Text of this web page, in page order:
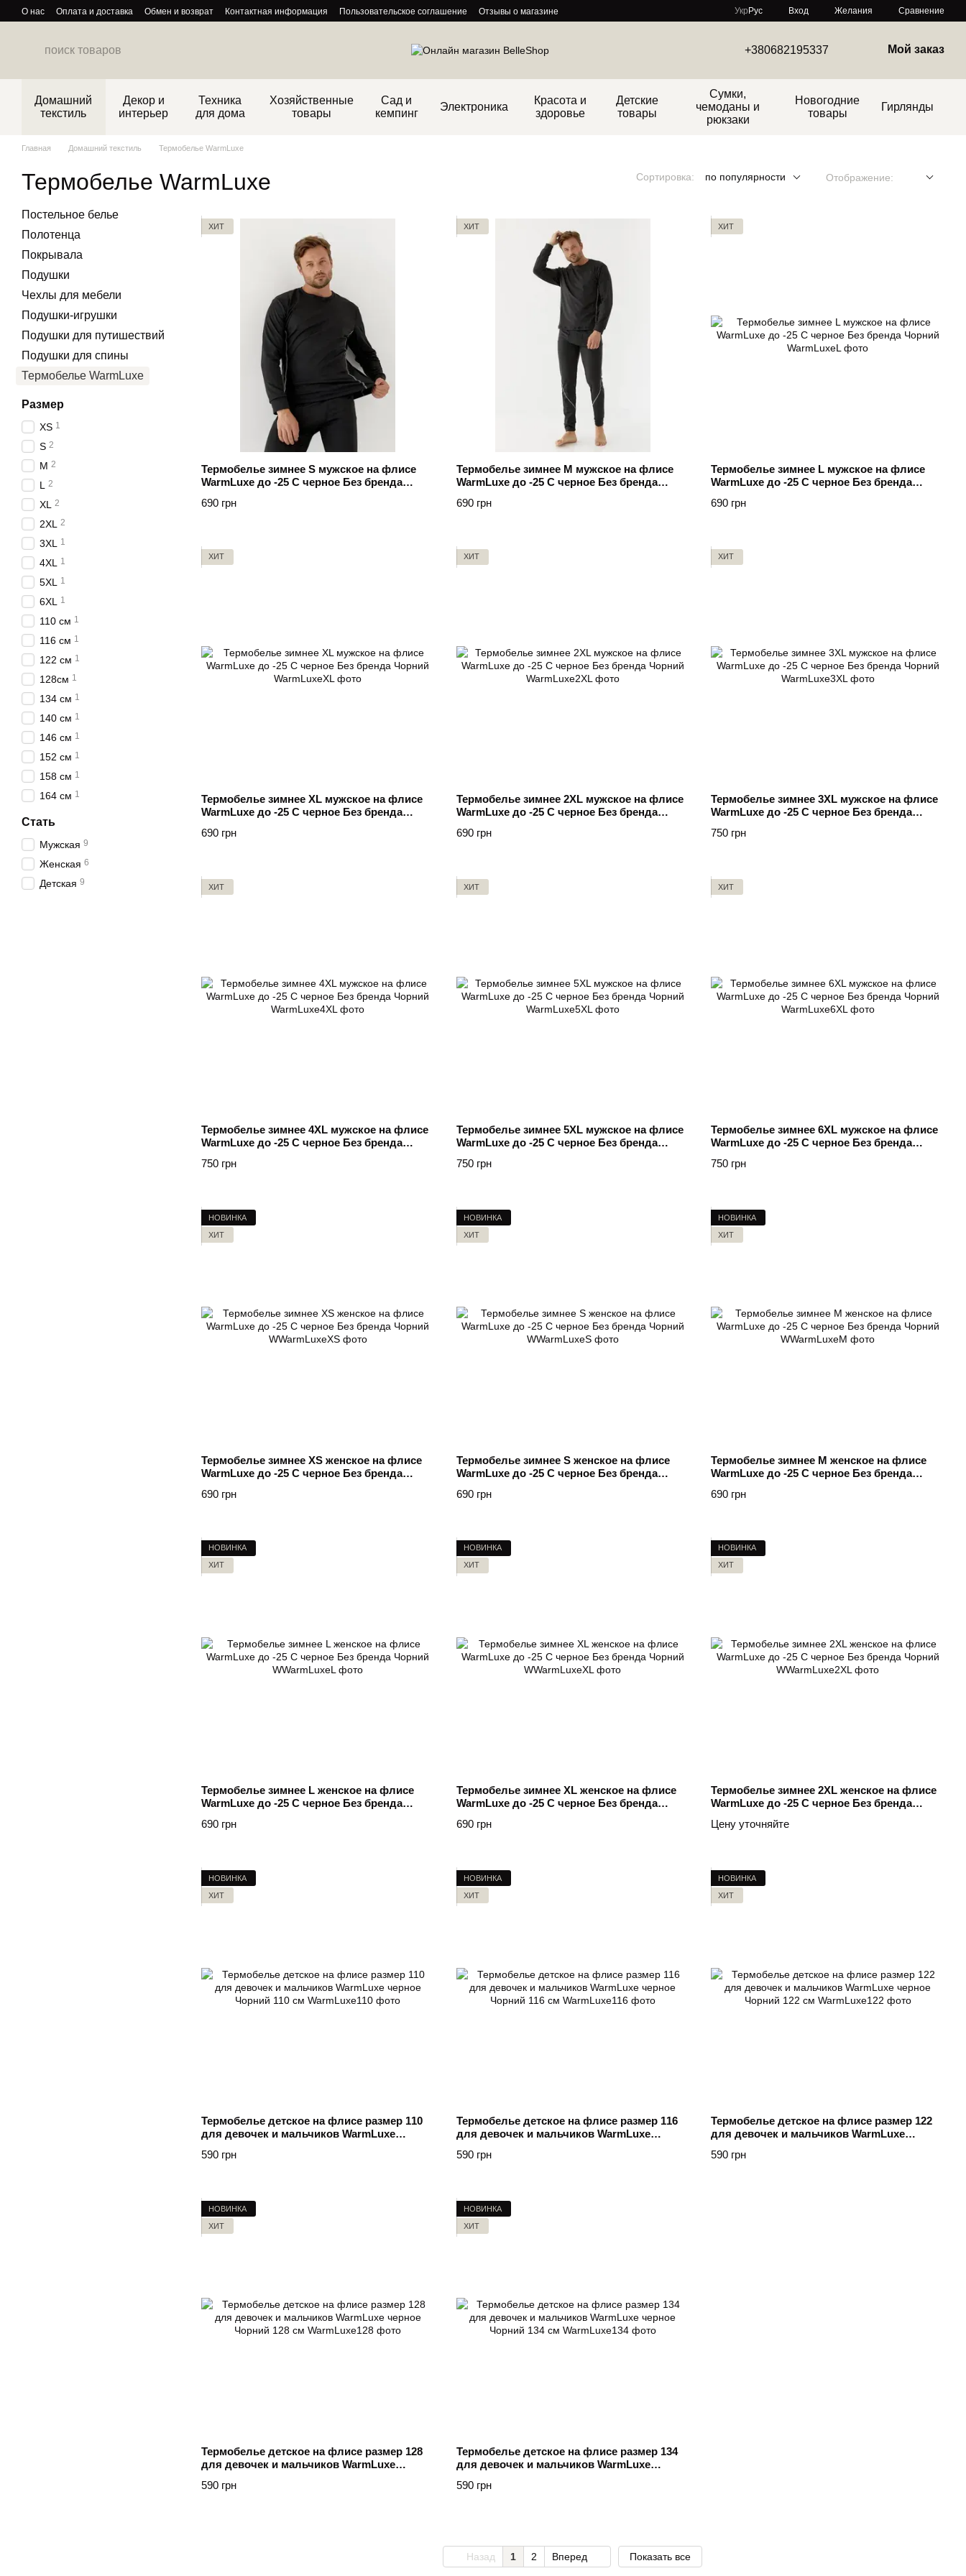
Перейти к основному контенту
О нас Оплата и доставка Обмен и возврат Контактная информация Пользовательское соглашение
Отзывы о магазине
Укр Рус Вход Желания Сравнение
+380682195337 Мой заказ
Домашний
текстиль
Декор и
интерьер
Техника
для дома
Хозяйственные
товары
Сад и
кемпинг
Электроника
Красота и
здоровье
Детские
товары
Сумки,
чемоданы и
рюкзаки
Новогодние
товары
Гирлянды
Главная Домашний текстиль Термобелье WarmLuxe
Термобелье WarmLuxe Сортировка: по популярности Отображение:
ХИТ
Термобелье зимнее S мужское на флисе
WarmLuxe до -25 C черное Без бренда
690 грн
ХИТ
Термобелье зимнее M мужское на флисе
WarmLuxe до -25 C черное Без бренда
690 грн
ХИТ
Термобелье зимнее L мужское на флисе
WarmLuxe до -25 C черное Без бренда
690 грн
ХИТ
Термобелье зимнее XL мужское на флисе
WarmLuxe до -25 C черное Без бренда
690 грн
ХИТ
Термобелье зимнее 2XL мужское на флисе
WarmLuxe до -25 C черное Без бренда
690 грн
ХИТ
Термобелье зимнее 3XL мужское на флисе
WarmLuxe до -25 C черное Без бренда
750 грн
ХИТ
Термобелье зимнее 4XL мужское на флисе
WarmLuxe до -25 C черное Без бренда
750 грн
ХИТ
Термобелье зимнее 5XL мужское на флисе
WarmLuxe до -25 C черное Без бренда
750 грн
ХИТ
Термобелье зимнее 6XL мужское на флисе
WarmLuxe до -25 C черное Без бренда
750 грн
НОВИНКА
ХИТ
Термобелье зимнее XS женское на флисе
WarmLuxe до -25 C черное Без бренда
690 грн
НОВИНКА
ХИТ
Термобелье зимнее S женское на флисе
WarmLuxe до -25 C черное Без бренда
690 грн
НОВИНКА
ХИТ
Термобелье зимнее M женское на флисе
WarmLuxe до -25 C черное Без бренда
690 грн
НОВИНКА
ХИТ
Термобелье зимнее L женское на флисе
WarmLuxe до -25 C черное Без бренда
690 грн
НОВИНКА
ХИТ
Термобелье зимнее XL женское на флисе
WarmLuxe до -25 C черное Без бренда
690 грн
НОВИНКА
ХИТ
Термобелье зимнее 2XL женское на флисе
WarmLuxe до -25 C черное Без бренда
Цену уточняйте
НОВИНКА
ХИТ
Термобелье детское на флисе размер 110
для девочек и мальчиков WarmLuxe
590 грн
НОВИНКА
ХИТ
Термобелье детское на флисе размер 116
для девочек и мальчиков WarmLuxe
590 грн
НОВИНКА
ХИТ
Термобелье детское на флисе размер 122
для девочек и мальчиков WarmLuxe
590 грн
НОВИНКА
ХИТ
Термобелье детское на флисе размер 128
для девочек и мальчиков WarmLuxe
590 грн
НОВИНКА
ХИТ
Термобелье детское на флисе размер 134
для девочек и мальчиков WarmLuxe
590 грн
Назад 1 2 Вперед Показать все
Постельное белье
Полотенца
Покрывала
Подушки
Чехлы для мебели
Подушки-игрушки
Подушки для путишествий
Подушки для спины
Термобелье WarmLuxe
Размер
XS 1
S 2
M 2
L 2
XL 2
2XL 2
3XL 1
4XL 1
5XL 1
6XL 1
110 см 1
116 см 1
122 см 1
128см 1
134 см 1
140 см 1
146 см 1
152 см 1
158 см 1
164 см 1
Стать
Мужская 9
Женская 6
Детская 9